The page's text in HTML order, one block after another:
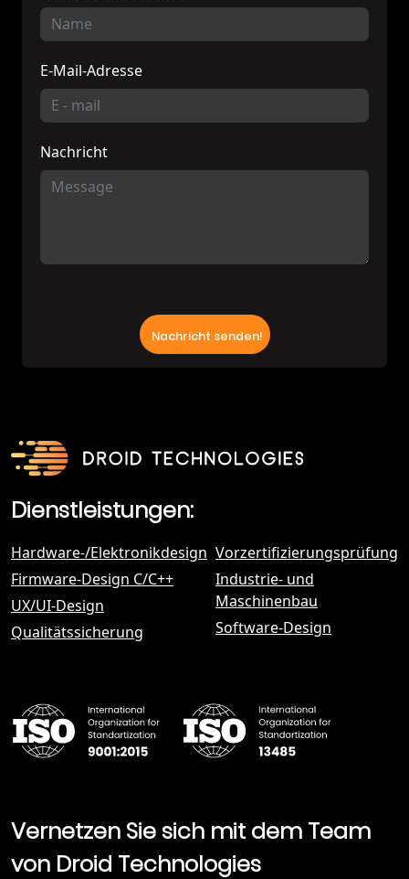
Dienstleistungen:
Hardware-/Elektronikdesign
Firmware-Design C/C++
UX/UI-Design
Qualitätssicherung
Vorzertifizierungsprüfung
Industrie- und
Maschinenbau
Software-Design
E-Mail-Adresse
Nachricht
Vernetzen Sie sich mit dem Team
von Droid Technologies